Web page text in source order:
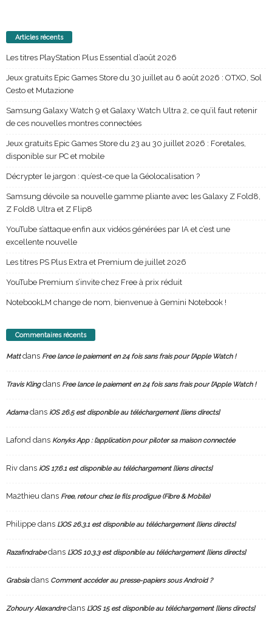
Articles récents
Les titres PlayStation Plus Essential d’août 2026
Jeux gratuits Epic Games Store du 30 juillet au 6 août 2026 : OTXO, Sol
Cesto et Mutazione
Samsung Galaxy Watch 9 et Galaxy Watch Ultra 2, ce qu’il faut retenir
de ces nouvelles montres connectées
Jeux gratuits Epic Games Store du 23 au 30 juillet 2026 : Foretales,
disponible sur PC et mobile
Décrypter le jargon : qu’est-ce que la Géolocalisation ?
Samsung dévoile sa nouvelle gamme pliante avec les Galaxy Z Fold8,
Z Fold8 Ultra et Z Flip8
YouTube s’attaque enfin aux vidéos générées par IA et c’est une
excellente nouvelle
Les titres PS Plus Extra et Premium de juillet 2026
YouTube Premium s’invite chez Free à prix réduit
NotebookLM change de nom, bienvenue à Gemini Notebook !
Commentaires récents
Mattdans Free lance le paiement en 24 fois sans frais pour l’Apple Watch !
Travis Klingdans Free lance le paiement en 24 fois sans frais pour l’Apple Watch !
Adamadans iOS 26.5 est disponible au téléchargement [liens directs]
Lafond dans Konyks App : l’application pour piloter sa maison connectée
Riv dans iOS 17.6.1 est disponible au téléchargement [liens directs]
Ma2thieu dans Free, retour chez le fils prodigue (Fibre & Mobile)
Philippe dans L’iOS 26.3.1 est disponible au téléchargement [liens directs]
Razafindrabedans L’iOS 10.3.3 est disponible au téléchargement [liens directs]
Grabsiadans Comment accéder au presse-papiers sous Android ?
Zohoury Alexandredans L’iOS 15 est disponible au téléchargement [liens directs]